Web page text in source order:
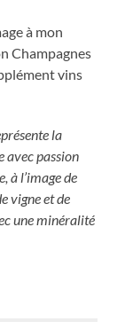
à mon
Champagnes
vins
la
avec passion
à l’image de
vigne et de
une minéralité